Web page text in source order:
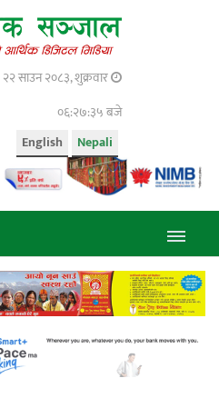
२२ साउन २०८३, शुक्रवार
०६:२७:३६ बजे
Nepali
English